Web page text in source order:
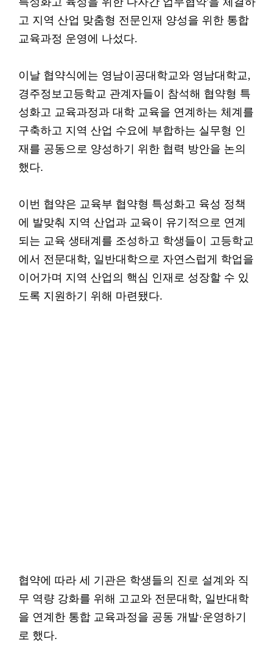
고 지역 산업 맞춤형 전문인재 양성을 위한 통합
교육과정 운영에 나섰다.
이날 협약식에는 영남이공대학교와 영남대학교,
경주정보고등학교 관계자들이 참석해 협약형 특
성화고 교육과정과 대학 교육을 연계하는 체계를
구축하고 지역 산업 수요에 부합하는 실무형 인
재를 공동으로 양성하기 위한 협력 방안을 논의
했다.
이번 협약은 교육부 협약형 특성화고 육성 정책
에 발맞춰 지역 산업과 교육이 유기적으로 연계
되는 교육 생태계를 조성하고 학생들이 고등학교
에서 전문대학, 일반대학으로 자연스럽게 학업을
이어가며 지역 산업의 핵심 인재로 성장할 수 있
도록 지원하기 위해 마련됐다.
협약에 따라 세 기관은 학생들의 진로 설계와 직
무 역량 강화를 위해 고교와 전문대학, 일반대학
을 연계한 통합 교육과정을 공동 개발·운영하기
로 했다.